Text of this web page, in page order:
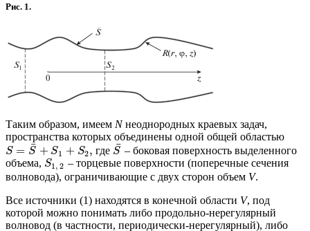
Рис. 1.
Таким образом, имеем Nнеоднородных краевых задач,
пространства которых объединены одной общей областью
S = S
¯ + S1 + S2, где S
¯ – боковая поверхность выделенного
объема, S1, 2 – торцевые поверхности (поперечные сечения
волновода), ограничивающие с двух сторон объем V.
Все источники (1) находятся в конечной области V, под
которой можно понимать либо продольно-нерегулярный
волновод (в частности, периодически-нерегулярный), либо